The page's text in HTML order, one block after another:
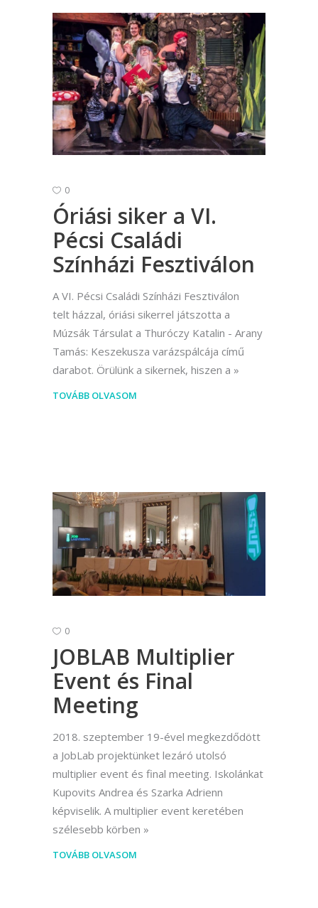
0
Óriási siker a VI.
Pécsi Családi
Színházi Fesztiválon
A VI. Pécsi Családi Színházi Fesztiválon
telt házzal, óriási sikerrel játszotta a
Múzsák Társulat a Thuróczy Katalin - Arany
Tamás: Keszekusza varázspálcája című
darabot. Örülünk a sikernek, hiszen a
TOVÁBB OLVASOM
0
JOBLAB Multiplier
Event és Final
Meeting
2018. szeptember 19-ével megkezdődött
a JobLab projektünket lezáró utolsó
multiplier event és final meeting. Iskolánkat
Kupovits Andrea és Szarka Adrienn
képviselik. A multiplier event keretében
szélesebb körben
TOVÁBB OLVASOM